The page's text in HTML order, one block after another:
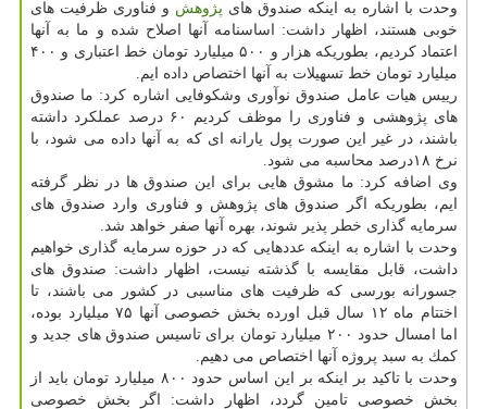
وحدت با اشاره به اینكه صندوق های پژوهش و فناوری ظرفیت های
خوبی هستند، اظهار داشت: اساسنامه آنها اصلاح شده و ما به آنها
اعتماد كردیم، بطوریكه هزار و ۵۰۰ میلیارد تومان خط اعتباری و ۴۰۰
میلیارد تومان خط تسهیلات به آنها اختصاص داده ایم.
رییس هیات عامل صندوق نوآوری وشكوفایی اشاره كرد: ما صندوق
های پژوهشی و فناوری را موظف كردیم ۶۰ درصد عملكرد داشته
باشند، در غیر این صورت پول یارانه ای كه به آنها داده می شود، با
نرخ ۱۸درصد محاسبه می شود.
وی اضافه كرد: ما مشوق هایی برای این صندوق ها در نظر گرفته
ایم، بطوریكه اگر صندوق های پژوهش و فناوری وارد صندوق های
سرمایه گذاری خطر پذیر شوند، بهره آنها صفر خواهد شد.
وحدت با اشاره به اینكه عددهایی كه در حوزه سرمایه گذاری خواهیم
داشت، قابل مقایسه با گذشته نیست، اظهار داشت: صندوق های
جسورانه بورسی كه ظرفیت های مناسبی در كشور می باشند، تا
اختتام ماه ۱۲ سال قبل اورده بخش خصوصی آنها ۷۵ میلیارد بوده،
اما امسال حدود ۲۰۰ میلیارد تومان برای تاسیس صندوق های جدید و
كمك به سبد پروژه آنها اختصاص می دهیم.
وحدت با تاكید بر اینكه بر این اساس حدود ۸۰۰ میلیارد تومان باید از
بخش خصوصی تامین گردد، اظهار داشت: اگر بخش خصوصی